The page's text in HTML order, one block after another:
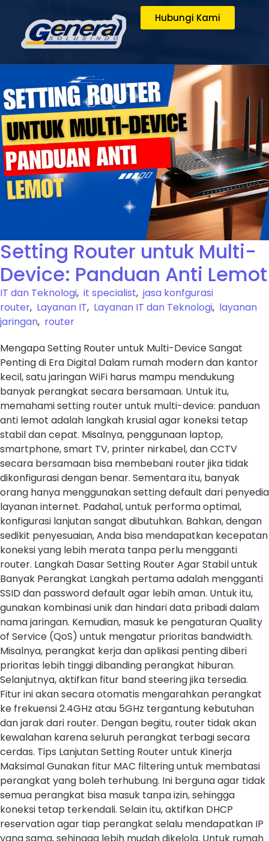
Hubungi Kami
Setting Router untuk Multi-
Device: Panduan Anti Lemot
IT dan Teknologi, it specialist, jasa konfgurasi
router, Layanan IT, Layanan IT dan Teknologi, layanan
jaringan, router
Mengapa Setting Router untuk Multi-Device Sangat
Penting di Era Digital Dalam rumah modern dan kantor
kecil, satu jaringan WiFi harus mampu mendukung
banyak perangkat secara bersamaan. Untuk itu,
memahami setting router untuk multi-device: panduan
anti lemot adalah langkah krusial agar koneksi tetap
stabil dan cepat. Misalnya, penggunaan laptop,
smartphone, smart TV, printer nirkabel, dan CCTV
secara bersamaan bisa membebani router jika tidak
dikonfigurasi dengan benar. Sementara itu, banyak
orang hanya menggunakan setting default dari penyedia
layanan internet. Padahal, untuk performa optimal,
konfigurasi lanjutan sangat dibutuhkan. Bahkan, dengan
sedikit penyesuaian, Anda bisa mendapatkan kecepatan
koneksi yang lebih merata tanpa perlu mengganti
router. Langkah Dasar Setting Router Agar Stabil untuk
Banyak Perangkat Langkah pertama adalah mengganti
SSID dan password default agar lebih aman. Untuk itu,
gunakan kombinasi unik dan hindari data pribadi dalam
nama jaringan. Kemudian, masuk ke pengaturan Quality
of Service (QoS) untuk mengatur prioritas bandwidth.
Misalnya, perangkat kerja dan aplikasi penting diberi
prioritas lebih tinggi dibanding perangkat hiburan.
Selanjutnya, aktifkan fitur band steering jika tersedia.
Fitur ini akan secara otomatis mengarahkan perangkat
ke frekuensi 2.4GHz atau 5GHz tergantung kebutuhan
dan jarak dari router. Dengan begitu, router tidak akan
kewalahan karena seluruh perangkat terbagi secara
cerdas. Tips Lanjutan Setting Router untuk Kinerja
Maksimal Gunakan fitur MAC filtering untuk membatasi
perangkat yang boleh terhubung. Ini berguna agar tidak
semua perangkat bisa masuk tanpa izin, sehingga
koneksi tetap terkendali. Selain itu, aktifkan DHCP
reservation agar tiap perangkat selalu mendapatkan IP
yang sama, sehingga lebih mudah dikelola. Untuk rumah